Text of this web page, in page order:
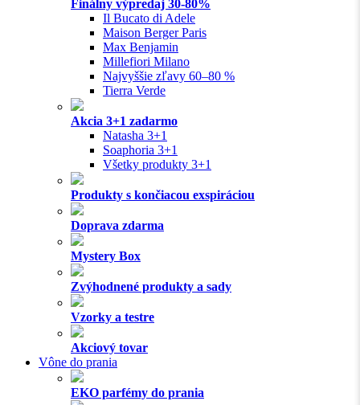
Finálny výpredaj 30-80%
Il Bucato di Adele
Maison Berger Paris
Max Benjamin
Millefiori Milano
Najvyššie zľavy 60–80 %
Tierra Verde
Akcia 3+1 zadarmo
Natasha 3+1
Soaphoria 3+1
Všetky produkty 3+1
Produkty s končiacou exspiráciou
Doprava zdarma
Mystery Box
Zvýhodnené produkty a sady
Vzorky a testre
Akciový tovar
Vône do prania
EKO parfémy do prania